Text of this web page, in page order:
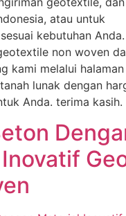
atau untuk
kebutuhan
non woven
kami melalui
lunak dengan
Anda. terima kasih.